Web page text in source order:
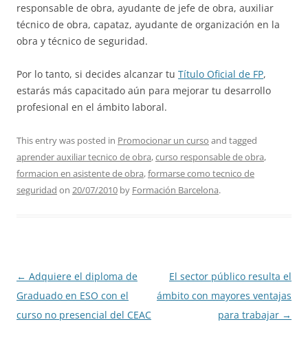
responsable de obra, ayudante de jefe de obra, auxiliar
técnico de obra, capataz, ayudante de organización en la
obra y técnico de seguridad.
Por lo tanto, si decides alcanzar tu Título Oficial de FP,
estarás más capacitado aún para mejorar tu desarrollo
profesional en el ámbito laboral.
This entry was posted in Promocionar un curso and tagged
aprender auxiliar tecnico de obra,curso responsable de obra,
formacion en asistente de obra,formarse como tecnico de
seguridad on 20/07/2010 by Formación Barcelona.
Post
navigation
← Adquiere el diploma de
Graduado en ESO con el
curso no presencial del CEAC
El sector público resulta el
ámbito con mayores ventajas
para trabajar →